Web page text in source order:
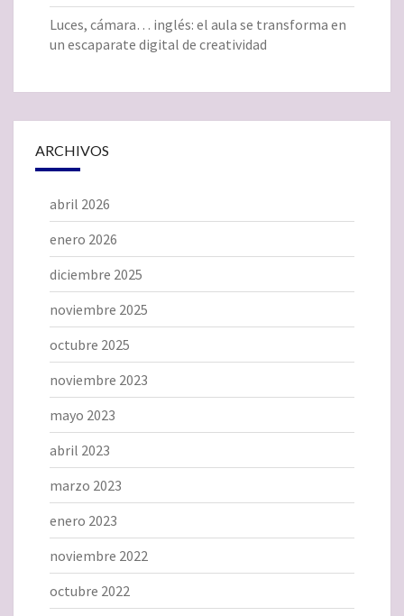
Luces, cámara… inglés: el aula se transforma en
un escaparate digital de creatividad
ARCHIVOS
abril 2026
enero 2026
diciembre 2025
noviembre 2025
octubre 2025
noviembre 2023
mayo 2023
abril 2023
marzo 2023
enero 2023
noviembre 2022
octubre 2022